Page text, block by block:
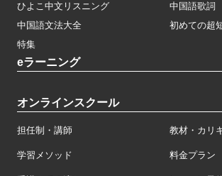
ひよこ中文リスニング
中国語歌詞
中国語文法大全
初めての超
特集
eラーニング
オンラインスクール
担任制・講師 教材・カリ
学習メソッド 料金プラン